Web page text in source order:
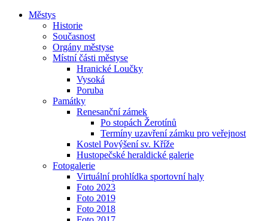
Městys
Historie
Současnost
Orgány městyse
Místní části městyse
Hranické Loučky
Vysoká
Poruba
Památky
Renesanční zámek
Po stopách Žerotínů
Termíny uzavření zámku pro veřejnost
Kostel Povýšení sv. Kříže
Hustopečské heraldické galerie
Fotogalerie
Virtuální prohlídka sportovní haly
Foto 2023
Foto 2019
Foto 2018